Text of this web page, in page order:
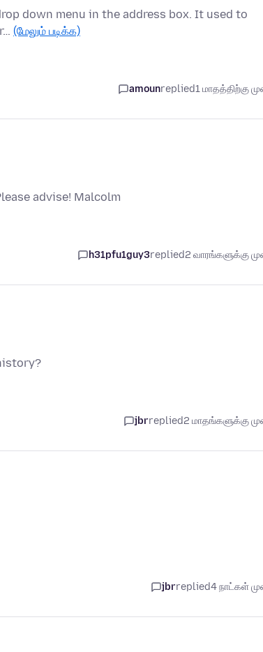
down menu in the address box. It used to
(மேலும் படிக்க)
amounreplied1 மாதத்திற்கு
advise! Malcolm
h31pfu1guy3replied2 வாரங்களுக்கு
jbrreplied2 மாதங்களுக்கு
jbrreplied4 நாட்கள்